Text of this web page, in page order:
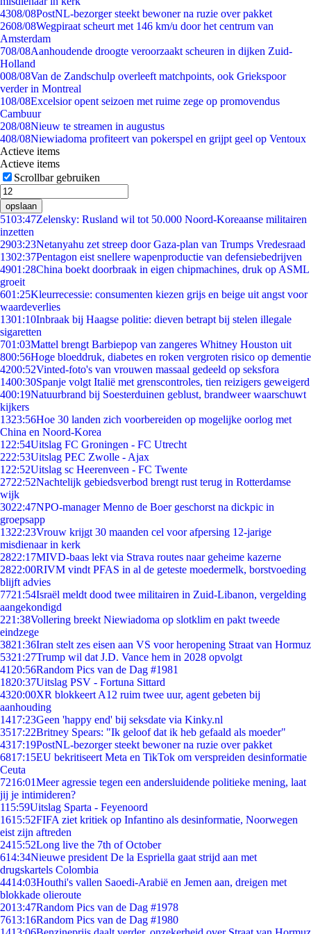
4308/08PostNL-bezorger steekt bewoner na ruzie over pakket
2608/08Wegpiraat scheurt met 146 km/u door het centrum van
Amsterdam
708/08Aanhoudende droogte veroorzaakt scheuren in dijken Zuid-
Holland
008/08Van de Zandschulp overleeft matchpoints, ook Griekspoor
verder in Montreal
108/08Excelsior opent seizoen met ruime zege op promovendus
Cambuur
208/08Nieuw te streamen in augustus
408/08Niewiadoma profiteert van pokerspel en grijpt geel op Ventoux
Actieve items
Actieve items
Scrollbar gebruiken
opslaan
5103:47Zelensky: Rusland wil tot 50.000 Noord-Koreaanse militairen
inzetten
2903:23Netanyahu zet streep door Gaza-plan van Trumps Vredesraad
1302:37Pentagon eist snellere wapenproductie van defensiebedrijven
4901:28China boekt doorbraak in eigen chipmachines, druk op ASML
groeit
601:25Kleurrecessie: consumenten kiezen grijs en beige uit angst voor
waardeverlies
1301:10Inbraak bij Haagse politie: dieven betrapt bij stelen illegale
sigaretten
701:03Mattel brengt Barbiepop van zangeres Whitney Houston uit
800:56Hoge bloeddruk, diabetes en roken vergroten risico op dementie
4200:52Vinted-foto's van vrouwen massaal gedeeld op seksfora
1400:30Spanje volgt Italië met grenscontroles, tien reizigers geweigerd
400:19Natuurbrand bij Soesterduinen geblust, brandweer waarschuwt
kijkers
1323:56Hoe 30 landen zich voorbereiden op mogelijke oorlog met
China en Noord-Korea
1 22:54Uitslag FC Groningen - FC Utrecht
222:53Uitslag PEC Zwolle - Ajax
1 22:52Uitslag sc Heerenveen - FC Twente
2722:52Nachtelijk gebiedsverbod brengt rust terug in Rotterdamse
wijk
3022:47NPO-manager Menno de Boer geschorst na dickpic in
groepsapp
1322:23Vrouw krijgt 30 maanden cel voor afpersing 12-jarige
misdienaar in kerk
2822:17MIVD-baas lekt via Strava routes naar geheime kazerne
2822:00RIVM vindt PFAS in al de geteste moedermelk, borstvoeding
blijft advies
7721:54Israël meldt dood twee militairen in Zuid-Libanon, vergelding
aangekondigd
221:38Vollering breekt Niewiadoma op slotklim en pakt tweede
eindzege
3821:36Iran stelt zes eisen aan VS voor heropening Straat van Hormuz
5321:27Trump wil dat J.D. Vance hem in 2028 opvolgt
41 20:56Random Pics van de Dag #1981
1820:37Uitslag PSV - Fortuna Sittard
4320:00XR blokkeert A12 ruim twee uur, agent gebeten bij
aanhouding
1417:23Geen 'happy end' bij seksdate via Kinky.nl
3517:22Britney Spears: "Ik geloof dat ik heb gefaald als moeder"
4317:19PostNL-bezorger steekt bewoner na ruzie over pakket
6817:15EU bekritiseert Meta en TikTok om verspreiden desinformatie
Ceuta
7216:01Meer agressie tegen een andersluidende politieke mening, laat
jij je intimideren?
115:59Uitslag Sparta - Feyenoord
1615:52FIFA ziet kritiek op Infantino als desinformatie, Noorwegen
eist zijn aftreden
2415:52Long live the 7th of October
614:34Nieuwe president De la Espriella gaat strijd aan met
drugskartels Colombia
4414:03Houthi's vallen Saoedi-Arabië en Jemen aan, dreigen met
blokkade olieroute
2013:47Random Pics van de Dag #1978
7613:16Random Pics van de Dag #1980